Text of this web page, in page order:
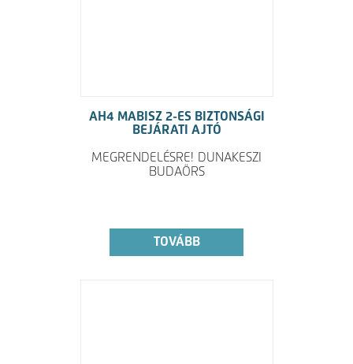
AH4 MABISZ 2-ES BIZTONSÁGI
BEJÁRATI AJTÓ
MEGRENDELÉSRE! DUNAKESZI
BUDAÖRS
TOVÁBB